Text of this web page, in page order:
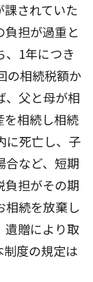
されていた
担が過重と
、1年につき
の相続税額か
、父と母が相
を相続し相続
に死亡し、子
合など、短期
負担がその期
相続を放棄し
遺贈により取
度の規定は